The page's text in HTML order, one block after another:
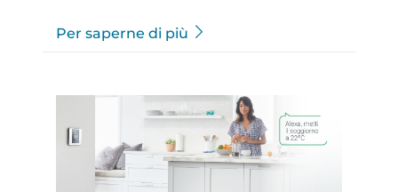
Per saperne di più